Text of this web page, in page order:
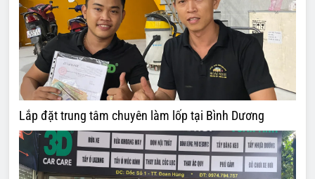
Lắp đặt trung tâm chuyên làm lốp tại Bình Dương